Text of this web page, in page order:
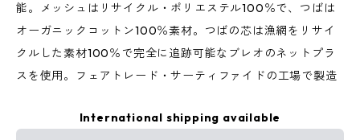
能。メッシュはリサイクル・ポリエステル100％で、つばは
オーガニックコットン100％素材。つばの芯は漁網をリサイ
クルした素材100％で完全に追跡可能なブレオのネットプラ
スを使用。フェアトレード・サーティファイドの工場で製造
International shipping available